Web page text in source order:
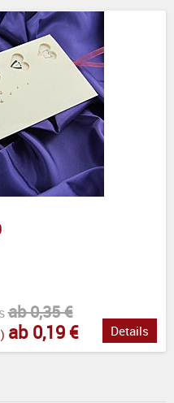
ab 0,35 €
ab 0,19 € Details